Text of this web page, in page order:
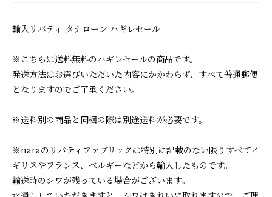
輸入リバティ タナローン ハギレセール
※こちらは送料無料のハギレセールの商品です。
発送方法はお選びいただいた内容にかかわらず、すべて普通郵便
となりますのでご了承ください。
※送料別の商品と同梱の際は別途送料が必要です。
※naraのリバティファブリックは特別に記載のない限りすべてイ
ギリスやフランス、ベルギーなどから輸入したものです。
輸送時のシワが残っている場合がございます。